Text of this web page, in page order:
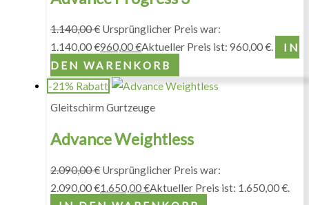
1.140,00€ Ursprünglicher Preis war:
1.140,00 €960,00€Aktueller Preis ist: 960,00 €.
IN
DEN WARENKORB
-21% Rabatt
Gleitschirm Gurtzeuge
Advance Weightless
2.090,00€ Ursprünglicher Preis war:
2.090,00 €1.650,00€Aktueller Preis ist: 1.650,00 €.